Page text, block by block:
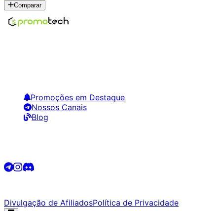
Comparar
Promoções em Destaque
Nossos Canais
Blog
Divulgação de AfiliadosPolítica de Privacidade